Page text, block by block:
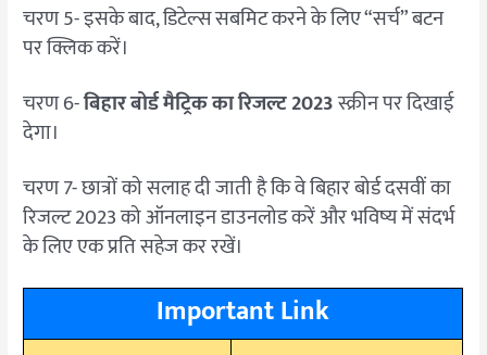
चरण 5- इसके बाद, डिटेल्स सबमिट करने के लिए “सर्च” बटन
पर क्लिक करें।
चरण 6-बिहार बोर्ड मैट्रिक का रिजल्ट 2023स्क्रीन पर दिखाई
देगा।
चरण 7- छात्रों को सलाह दी जाती है कि वे बिहार बोर्ड दसवीं का
रिजल्ट 2023 को ऑनलाइन डाउनलोड करें और भविष्य में संदर्भ
के लिए एक प्रति सहेज कर रखें।
Important Link